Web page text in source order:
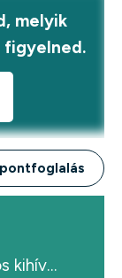
melyik
Tudástár kategória: 33 napos kihívás regisztrált tagoknak